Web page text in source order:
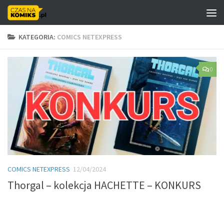
Skip to content
KATEGORIA: COMICS NETEXPRESS
0
COMICS NETEXPRESS 12/04/2024
Thorgal – kolekcja HACHETTE – KONKURS